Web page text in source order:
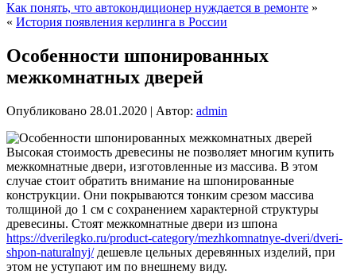
Как понять, что автокондиционер нуждается в ремонте »
« История появления керлинга в России
Особенности шпонированных
межкомнатных дверей
Опубликовано 28.01.2020 | Автор: admin
Высокая стоимость древесины не позволяет многим купить
межкомнатные двери, изготовленные из массива. В этом
случае стоит обратить внимание на шпонированные
конструкции. Они покрываются тонким срезом массива
толщиной до 1 см с сохранением характерной структуры
древесины. Стоят межкомнатные двери из шпона
https://dverilegko.ru/product-category/mezhkomnatnye-dveri/dveri-
shpon-naturalnyj/дешевле цельных деревянных изделий, при
этом не уступают им по внешнему виду.